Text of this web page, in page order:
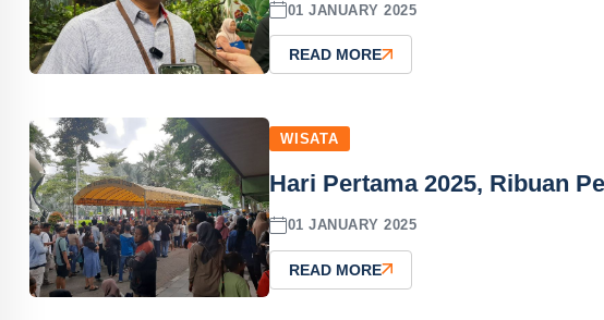
01 JANUARY 2025
READ MORE
WISATA
Hari Pertama 2025, Ribuan
01 JANUARY 2025
READ MORE